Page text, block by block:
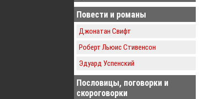
Повести и романы
Джонатан Свифт
Роберт Льюис Стивенсон
Эдуард Успенский
Пословицы, поговорки и
скороговорки